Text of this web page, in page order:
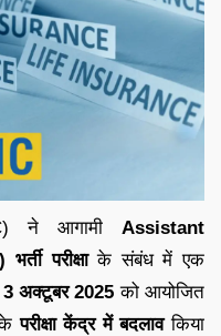
ने आगामी Assistant
परीक्षाके संबंध में एक
3 अक्टूबर 2025 को आयोजित
केपरीक्षा केंद्र में बदलावकिया